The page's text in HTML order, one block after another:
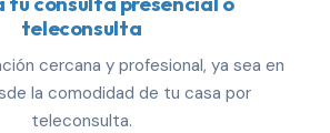
teleconsulta
cercana y profesional, ya sea en
la comodidad de tu casa por
teleconsulta.